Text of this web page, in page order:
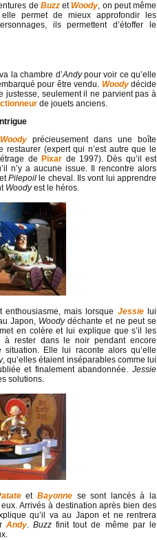
de Buzz etWoody, on peut même
permet de mieux approfondir les
ils permettent d’étoffer le
la chambre d’Andypour voir ce qu’elle
pour être vendu. Woodydécide
justesse, seulement il ne parvient pas à
de jouets anciens.
Woody précieusement dans une boîte
restaurer (expert qui n’est autre que le
de Pixar de 1997). Dès qu’il est
n’y a aucune issue. Il rencontre alors
Pilepoil le cheval. Ils vont lui apprendre
Woodyest le héros.
mais lorsque Jessielui
Japon, Woodydéchante et ne peut se
en colère et lui explique que s’il les
rester dans le noir pendant encore
Elle lui raconte alors qu’elle
, qu’elles étaient inséparables comme lui
et finalement abandonnée.Jessie
solutions.
et Bayonnese sont lancés à la
Arrivés à destination après bien des
qu’il va au Japon et ne rentrera
Andy. Buzzfinit tout de même par le